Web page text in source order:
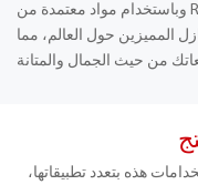
وباستخدام مواد معتمدة من RoHS، نوفر حلولًا مرنة وعالية الجودة
المميزين حول العالم، مما
هذه بتعدد تطبيقاتها،